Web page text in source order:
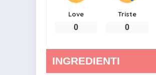
Love
0
Triste
0
INGREDIENTI